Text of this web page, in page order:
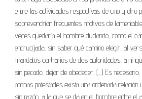
entre las actividades respectivas de uno y otro
sobrevendrían frecuentes motivos de
veces quedaría el hombre dudando, como el
encrucijada, sin saber qué camino elegir, al
mandatos contrarios de dos autoridades, a
sin pecado, dejar de obedecer. (…) Es
ambas potestades exista una ordenada relación
sin razón, a la que se da en el hombre entre el